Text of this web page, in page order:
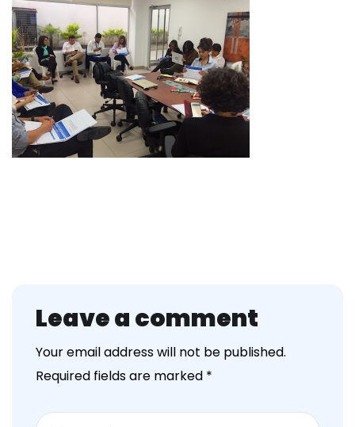
Leave a comment
Your email address will not be published.
Required fields are marked *